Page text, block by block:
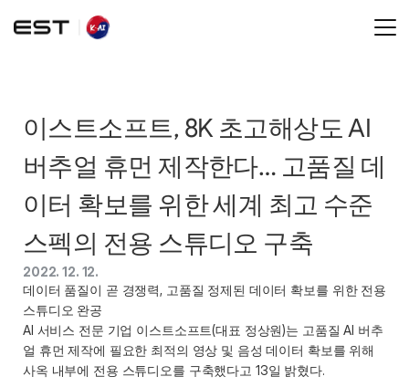
이스트소프트, 8K 초고해상도 AI
버추얼 휴먼 제작한다… 고품질 데
이터 확보를 위한 세계 최고 수준
스펙의 전용 스튜디오 구축
2022. 12. 12.
데이터 품질이 곧 경쟁력, 고품질 정제된 데이터 확보를 위한 전용
스튜디오 완공
AI 서비스 전문 기업 이스트소프트(대표 정상원)는 고품질 AI 버추
얼 휴먼 제작에 필요한 최적의 영상 및 음성 데이터 확보를 위해
사옥 내부에 전용 스튜디오를 구축했다고 13일 밝혔다.